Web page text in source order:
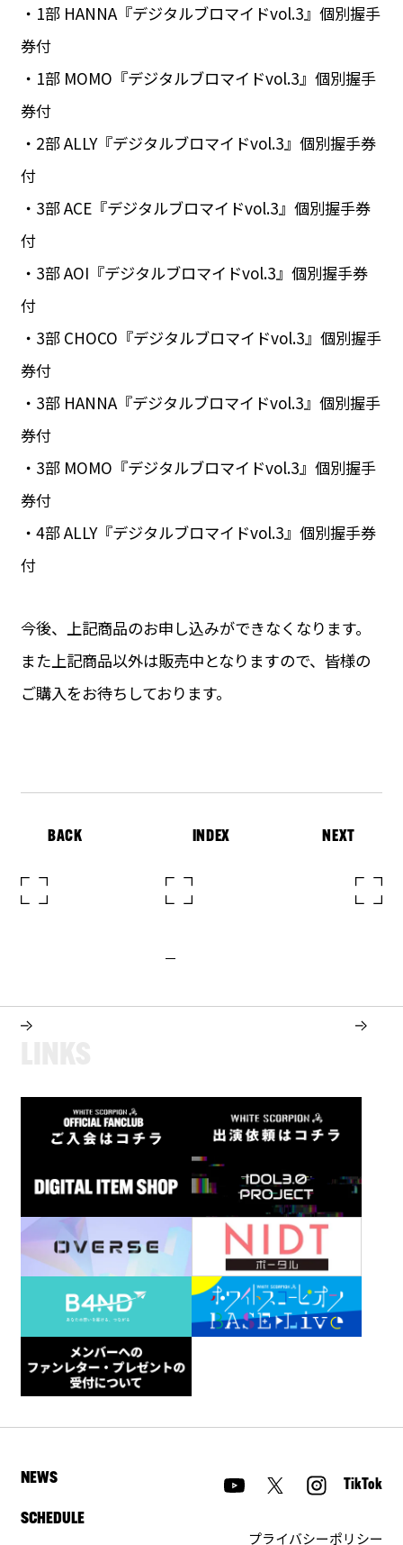
・1部 HANNA『デジタルブロマイドvol.3』個別握手
券付
・1部 MOMO『デジタルブロマイドvol.3』個別握手
券付
・2部 ALLY『デジタルブロマイドvol.3』個別握手券
付
・3部 ACE『デジタルブロマイドvol.3』個別握手券
付
・3部 AOI『デジタルブロマイドvol.3』個別握手券
付
・3部 CHOCO『デジタルブロマイドvol.3』個別握手
券付
・3部 HANNA『デジタルブロマイドvol.3』個別握手
券付
・3部 MOMO『デジタルブロマイドvol.3』個別握手
券付
・4部 ALLY『デジタルブロマイドvol.3』個別握手券
付
今後、上記商品のお申し込みができなくなります。
また上記商品以外は販売中となりますので、皆様の
ご購入をお待ちしております。
BACK INDEX NEXT
NEWS
SCHEDULE
TikTok
プライバシーポリシー